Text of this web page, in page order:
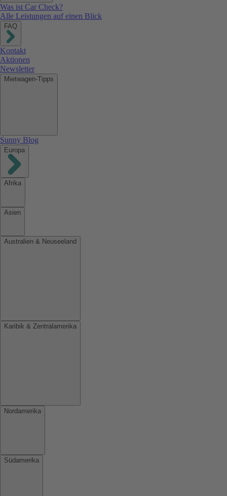
Was ist Car Check?
Alle Leistungen auf einen Blick
FAQ
Kontakt
Aktionen
Newsletter
Mietwagen-Tipps
Sunny Blog
Europa
Afrika
Asien
Australien & Neuseeland
Karibik & Zentralamerika
Nordamerika
Südamerika